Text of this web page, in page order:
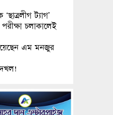
ট্যাগ’
চলাকালেই
এম মনজুর